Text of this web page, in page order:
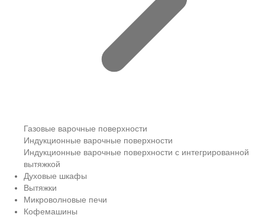
Газовые варочные поверхности
Индукционные варочные поверхности
Индукционные варочные поверхности с интегрированной
вытяжкой
Духовые шкафы
Вытяжки
Микроволновые печи
Кофемашины